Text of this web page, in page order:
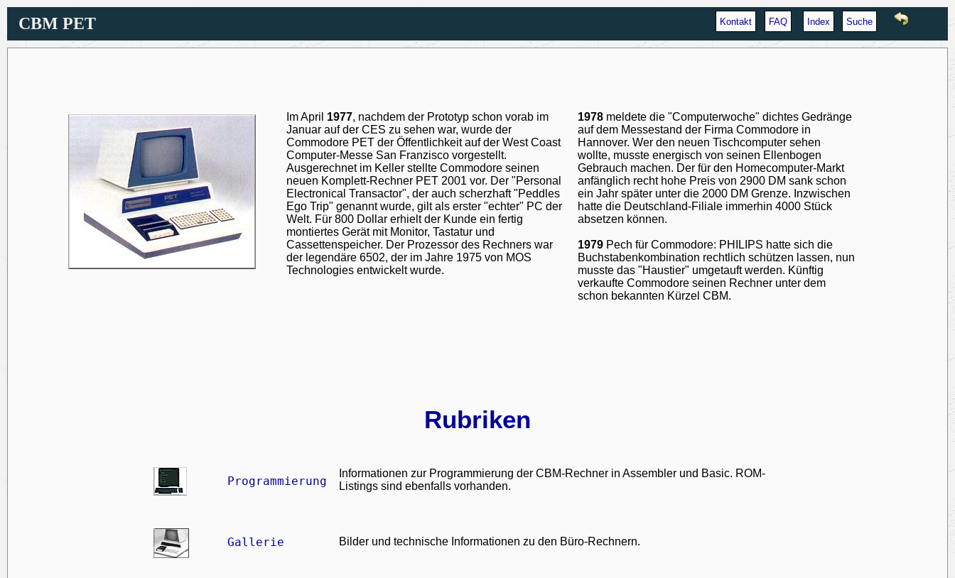
CBM PET Suche
Index
FAQ
Kontakt
Im April 1977, nachdem der Prototyp schon vorab im
Januar auf der CES zu sehen war, wurde der
Commodore PET der Öffentlichkeit auf der West Coast
Computer-Messe San Franzisco vorgestellt.
Ausgerechnet im Keller stellte Commodore seinen
neuen Komplett-Rechner PET 2001 vor. Der "Personal
Electronical Transactor", der auch scherzhaft "Peddles
Ego Trip" genannt wurde, gilt als erster "echter" PC der
Welt. Für 800 Dollar erhielt der Kunde ein fertig
montiertes Gerät mit Monitor, Tastatur und
Cassettenspeicher. Der Prozessor des Rechners war
der legendäre 6502, der im Jahre 1975 von MOS
Technologies entwickelt wurde.
1978 meldete die "Computerwoche" dichtes Gedränge
auf dem Messestand der Firma Commodore in
Hannover. Wer den neuen Tischcomputer sehen
wollte, musste energisch von seinen Ellenbogen
Gebrauch machen. Der für den Homecomputer-Markt
anfänglich recht hohe Preis von 2900 DM sank schon
ein Jahr später unter die 2000 DM Grenze. Inzwischen
hatte die Deutschland-Filiale immerhin 4000 Stück
absetzen können.
1979 Pech für Commodore: PHILIPS hatte sich die
Buchstabenkombination rechtlich schützen lassen, nun
musste das "Haustier" umgetauft werden. Künftig
verkaufte Commodore seinen Rechner unter dem
schon bekannten Kürzel CBM.
Rubriken
Programmierung
Informationen zur Programmierung der CBM-Rechner in Assembler und Basic. ROM-
Listings sind ebenfalls vorhanden.
Gallerie Bilder und technische Informationen zu den Büro-Rechnern.